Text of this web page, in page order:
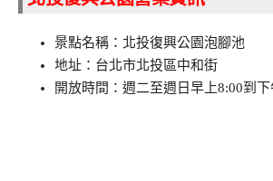
景點名稱：北投復興公園泡腳池
地址：台北市北投區中和街
開放時間：週二至週日早上8:00到下